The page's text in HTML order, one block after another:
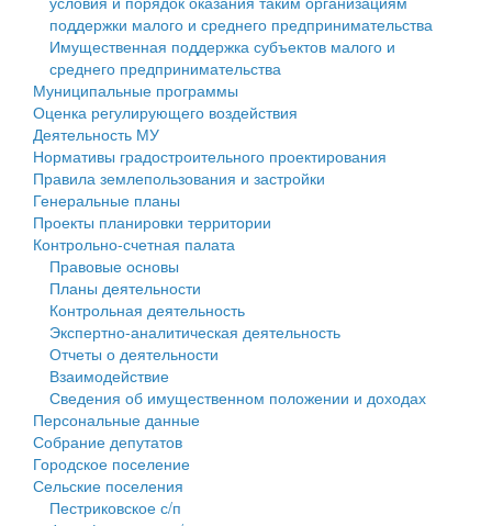
Деятельность МУ
Нормативы градостроительного проектирования
Правила землепользования и застройки
Генеральные планы
Проекты планировки территории
Собрание депутатов
Городское поселение
Сельские поселения
поддержки малого и среднего предпринимательства
Имущественная поддержка субъектов малого и
среднего предпринимательства
Муниципальные программы
Оценка регулирующего воздействия
Деятельность МУ
Нормативы градостроительного проектирования
Правила землепользования и застройки
Генеральные планы
Проекты планировки территории
Контрольно-счетная палата
Правовые основы
Планы деятельности
Контрольная деятельность
Экспертно-аналитическая деятельность
Отчеты о деятельности
Взаимодействие
Сведения об имущественном положении и доходах
Персональные данные
Собрание депутатов
Городское поселение
Сельские поселения
Пестриковское с/п